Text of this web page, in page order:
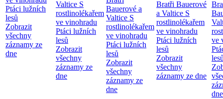
Ptáci lužních
lesů
Zobrazit
všechny
záznamy ze
dne
Valtice S
rostlinolékařem
ve vinohradu
Ptáci lužních
lesů
Zobrazit
všechny
záznamy ze
dne
Bauerové a
Valtice S
rostlinolékařem
ve vinohradu
Ptáci lužních
lesů
Zobrazit
všechny
záznamy ze
dne
Bratři Bauerové
a Valtice S
rostlinolékařem
ve vinohradu
Ptáci lužních
lesů
Zobrazit
všechny
záznamy ze dne
ve
dne